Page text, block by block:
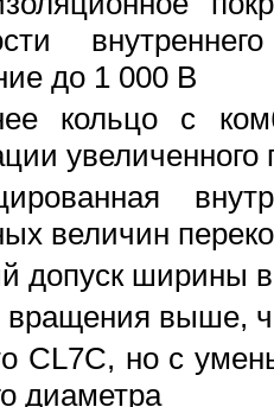
до 1 000 В
кольцо с
увеличенного
величин
допуск ширины
вращения выше,
CL7C, но с
диаметра